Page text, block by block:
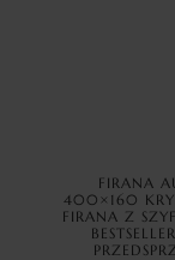
FIRANA
400×160
FIRANA Z